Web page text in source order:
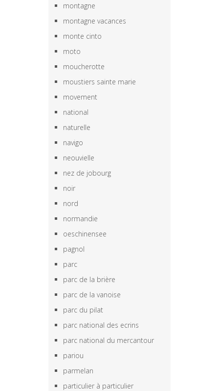
montagne
montagne vacances
monte cinto
moto
moucherotte
moustiers sainte marie
movement
national
naturelle
navigo
neouvielle
nez de jobourg
noir
nord
normandie
oeschinensee
pagnol
parc
parc de la brière
parc de la vanoise
parc du pilat
parc national des ecrins
parc national du mercantour
pariou
parmelan
particulier à particulier